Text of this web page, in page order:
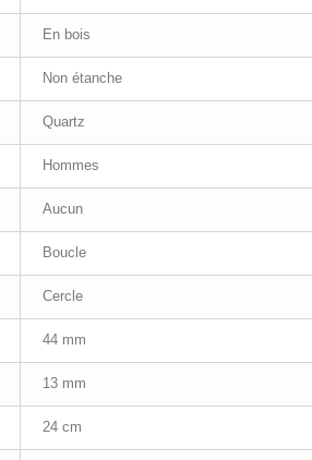
En bois
Non étanche
Quartz
Hommes
Aucun
Boucle
Cercle
44 mm
13 mm
24 cm